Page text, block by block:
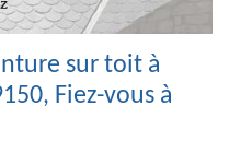
sur toit à
Fiez-vous à